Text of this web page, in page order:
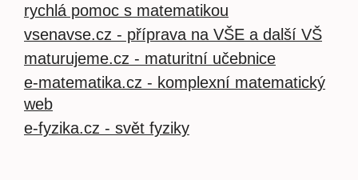
rychlá pomoc s matematikou
vsenavse.cz - příprava na VŠE a další VŠ
maturujeme.cz - maturitní učebnice
e-matematika.cz - komplexní matematický
web
e-fyzika.cz - svět fyziky